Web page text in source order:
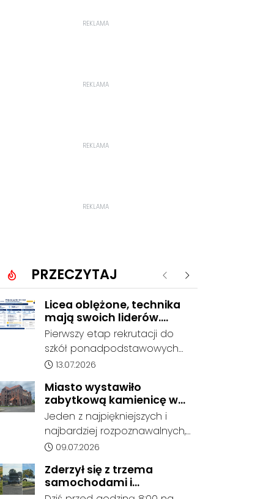
REKLAMA
REKLAMA
REKLAMA
REKLAMA
PRZECZYTAJ Poprzednie
Następne
Licea oblężone, technika
mają swoich liderów.
Znamy wstępne wyniki
rekrutacji do szkół w
powiecie
Pierwszy etap rekrutacji do
szkół ponadpodstawowych
prowadzonych przez Powiat
pokazuje coraz wyraźniejsze
preferencje tegorocznych
absolwentów szkół
podstawowych. Dane dotyczą
kandydatów, którzy wskazali
dany oddział jako pierwszy
wybór, dlatego nie stanowią
jeszcze ostatecznego wyniku
Data dodania artykułu:
13.07.2026
Miasto wystawiło
zabytkową kamienicę w
Porcie na sprzedaż. W
dawnym hotelu mają
powstać mieszkania
Jeden z najpiękniejszych i
najbardziej rozpoznawalnych,
ale też najbardziej
Portu został wystawiony na
sprzedaż. Gmina Kędzierzyn-
Data dodania artykułu:
09.07.2026
Zderzył się z trzema
samochodami i
kontynuował jazdę. Seria